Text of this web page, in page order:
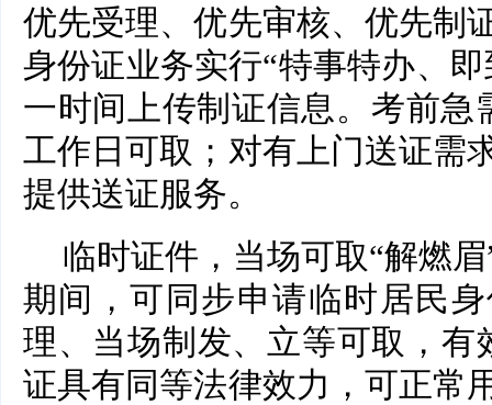
优先受理、优先审核、优先制
身份证业务实行“特事特办、
一时间上传制证信息。考前急
工作日可取；对有上门送证需
提供送证服务。
临时证件，当场可取“解燃
期间，可同步申请临时居民
理、当场制发、立等可取，有
证具有同等法律效力，可正常